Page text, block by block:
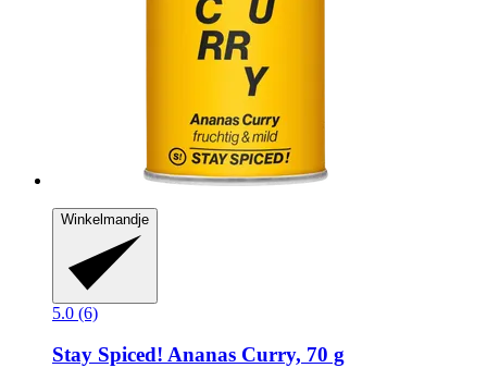
Winkelmandje
5.0 (6)
Stay Spiced! Ananas Curry, 70 g